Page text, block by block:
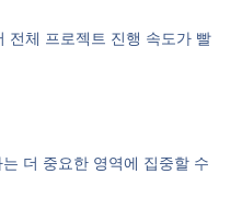
전체 프로젝트 진행 속도가 빨
더 중요한 영역에 집중할 수